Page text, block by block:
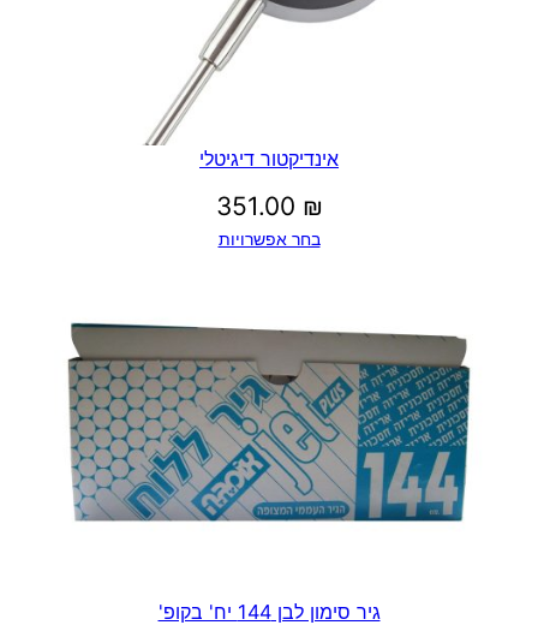
אינדיקטור דיגיטלי
351.00 ₪
בחר אפשרויות
גיר סימון לבן 144 יח' בקופ'